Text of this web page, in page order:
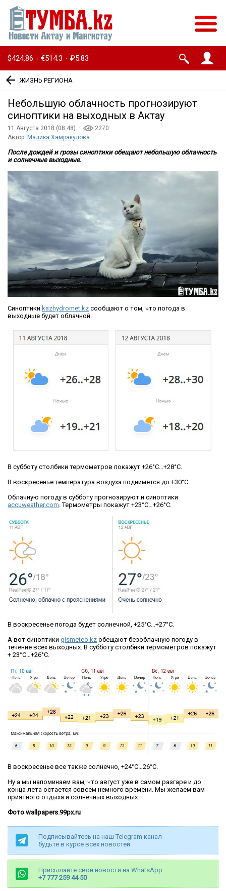
$424.86 · €514.3 · ₽5.83
ЖИЗНЬ РЕГИОНА
Небольшую облачность прогнозируют
синоптики на выходных в Актау
11 Августа 2018 (08:48) ·
2270
Автор: Малика Хамракулова
После дождей и грозы синоптики обещают небольшую облачность
и солнечные выходные.
Синоптики kazhydromet.kz сообщают о том, что погода в
выходные будет облачной.
В субботу столбики термометров покажут +26°С…+28°С.
В воскресенье температура воздуха поднимется до +30°С.
Облачную погоду в субботу прогнозируют и синоптики
accuweather.com . Термометры покажут +23°С…+26°С.
В воскресенье погода будет солнечной, +25°С…+27°С.
А вот синоптики gismeteo.kz обещают безоблачную погоду в
течение всех выходных. В субботу столбики термометров покажут
+ 23°С…+26°С.
В воскресенье все также солнечно, +24°С…26°С.
Ну а мы напоминаем вам, что август уже в самом разгаре и до
конца лета остается совсем немного времени. Мы желаем вам
приятного отдыха и солнечных выходных.
Фото wallpapers.99px.ru
Подписывайтесь на наш Telegram канал -
будьте в курсе всех новостей
Присылайте свои новости на WhatsApp
+7 777 259 44 50